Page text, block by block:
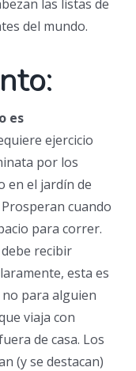
las listas de
del mundo.
es
ejercicio
por los
en el jardín de
cuando
para correr.
recibir
esta es
para alguien
viaja con
de casa. Los
(y se destacan)